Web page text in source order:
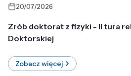
20/07/2026
Zrób doktorat z fizyki - II tura
Doktorskiej
Zobacz więcej